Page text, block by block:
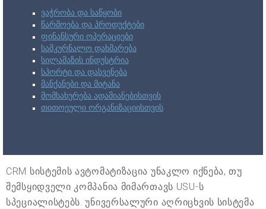
ვაჭრობა და საწყობი
წარმოება და პროდუქტები
ფინანსური ოპერაციები
სამკურნალო დახმარება
სილამაზის ინდუსტრია
სპორტი და დასვენება
მანქანები და მიტანა
მომსახურება ადამიანებისთვის
თითოეული ორგანიზაციისთვის
CRM სისტემის ავტომატიზაცია უნაკლო იქნება, თუ
შემსყიდველი კომპანია მიმართავს USU-ს
სპეციალისტებს. უნივერსალური აღრიცხვის სისტემა